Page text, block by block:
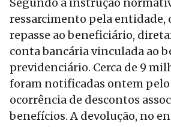
ressarcimento pela entidade,
repasse ao beneficiário,
conta bancária vinculada ao
previdenciário. Cerca de 9
foram notificadas ontem pelo
ocorrência de descontos
benefícios. A devolução, no